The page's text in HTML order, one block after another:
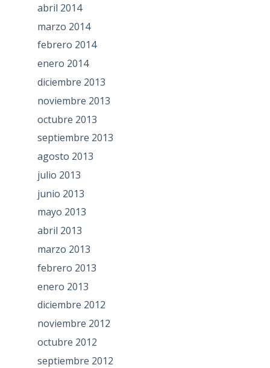
abril 2014
marzo 2014
febrero 2014
enero 2014
diciembre 2013
noviembre 2013
octubre 2013
septiembre 2013
agosto 2013
julio 2013
junio 2013
mayo 2013
abril 2013
marzo 2013
febrero 2013
enero 2013
diciembre 2012
noviembre 2012
octubre 2012
septiembre 2012